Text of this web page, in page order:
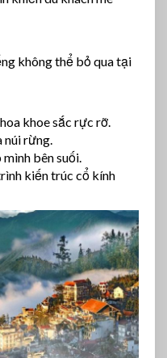
không thể bỏ qua tại
khoe sắc rực rỡ.
rừng.
bên suối.
kiến trúc cổ kính